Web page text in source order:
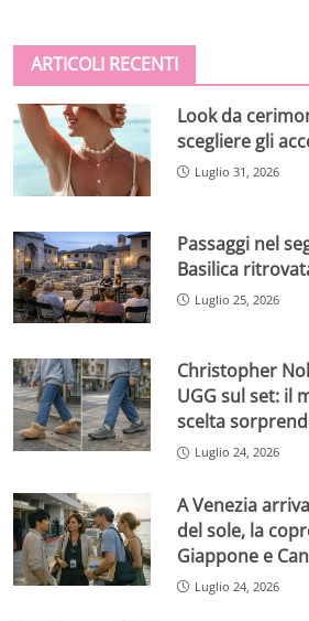
ARTICOLI RECENTI
Look da
scegliere gli
Luglio 31, 2026
Passaggi nel
Basilica
Luglio 25, 2026
Christopher
UGG sul set: il
scelta
Luglio 24, 2026
A Venezia
del sole, la
Giappone e
Luglio 24, 2026